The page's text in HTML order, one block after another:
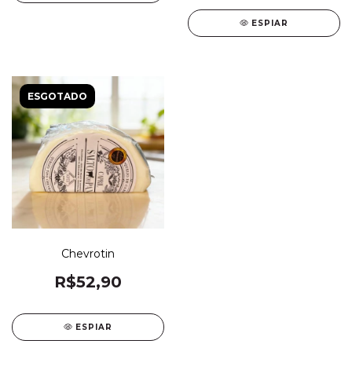
ESPIAR
ESGOTADO
Chevrotin
R$52,90
ESPIAR